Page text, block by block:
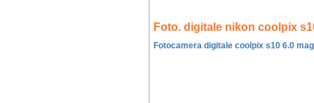
Foto. digitale nikon coolpix
Fotocamera digitale coolpix s10 6.0